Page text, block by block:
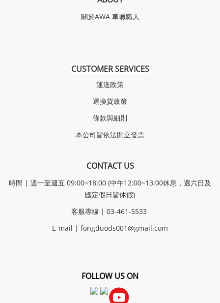
關於AWA 車蠟職人
CUSTOMER SERVICES
運送政策
退換貨政策
條款與細則
本公司皆依法開立發票
CONTACT US
時間 | 週一至週五 09:00~18:00 (中午12:00~13:00休息，遇六日及
國定假日皆休假)
客服專線 | 03-461-5533
E-mail | fongduods001@gmail.com
FOLLOW US ON